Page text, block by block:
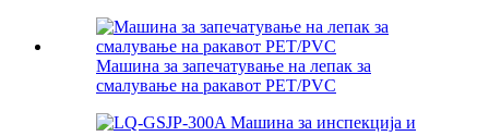
Машина за запечатување на лепак за
смалување на ракавот PET/PVC